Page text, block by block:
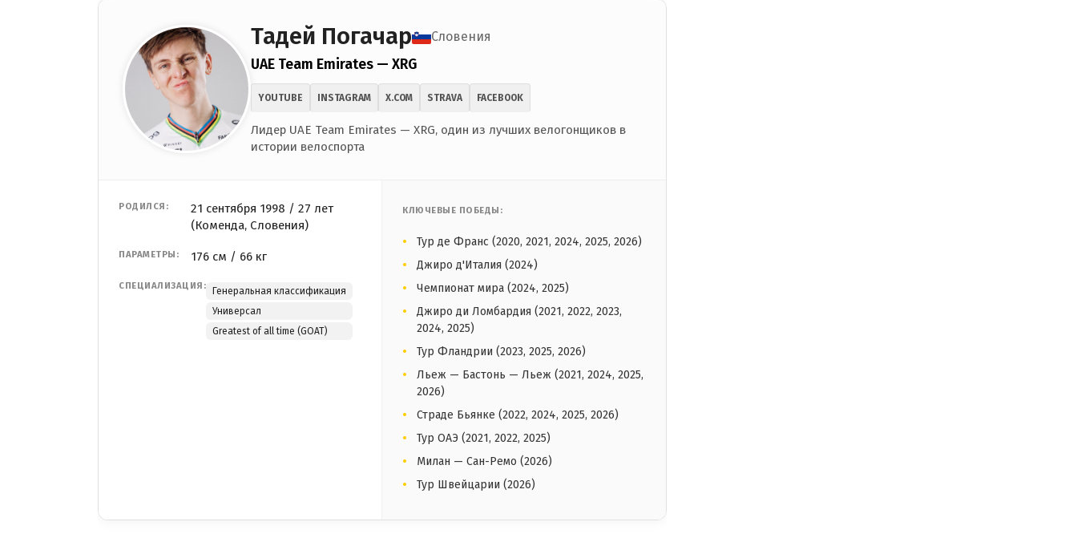
Тадей Погачар Словения
UAE Team Emirates — XRG
YOUTUBE INSTAGRAM X.COM STRAVA FACEBOOK
Лидер UAE Team Emirates — XRG, один из лучших велогонщиков в
истории велоспорта
РОДИЛСЯ:
21 сентября 1998 / 27 лет
(Коменда, Словения)
ПАРАМЕТРЫ: 176 см / 66 кг
СПЕЦИАЛИЗАЦИЯ:
Генеральная классификация
Универсал
Greatest of all time (GOAT)
КЛЮЧЕВЫЕ ПОБЕДЫ:
Тур де Франс (2020, 2021, 2024, 2025, 2026)
Джиро д'Италия (2024)
Чемпионат мира (2024, 2025)
Джиро ди Ломбардия (2021, 2022, 2023,
2024, 2025)
Тур Фландрии (2023, 2025, 2026)
Льеж — Бастонь — Льеж (2021, 2024, 2025,
2026)
Страде Бьянке (2022, 2024, 2025, 2026)
Тур ОАЭ (2021, 2022, 2025)
Милан — Сан-Ремо (2026)
Тур Швейцарии (2026)